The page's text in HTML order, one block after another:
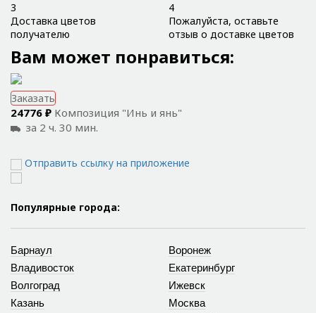
3
Доставка цветов
получателю
4
Пожалуйста, оставьте
отзыв о доставке цветов
Вам может понравиться:
Заказать
24776 ₽ Композиция "Инь и янь"
за 2 ч. 30 мин.
Отправить ссылку на приложение
Популярные города:
Барнаул
Владивосток
Волгоград
Воронеж
Екатеринбург
Ижевск
Казань
Москва